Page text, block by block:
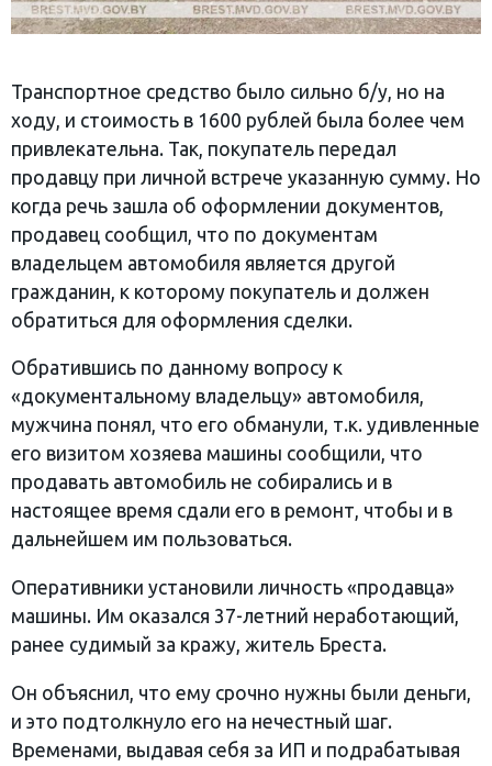
Транспортное средство было сильно б/у, но на
ходу, и стоимость в 1600 рублей была более чем
привлекательна. Так, покупатель передал
продавцу при личной встрече указанную сумму. Но
когда речь зашла об оформлении документов,
продавец сообщил, что по документам
владельцем автомобиля является другой
гражданин, к которому покупатель и должен
обратиться для оформления сделки.
Обратившись по данному вопросу к
«документальному владельцу» автомобиля,
мужчина понял, что его обманули, т.к. удивленные
его визитом хозяева машины сообщили, что
продавать автомобиль не собирались и в
настоящее время сдали его в ремонт, чтобы и в
дальнейшем им пользоваться.
Оперативники установили личность «продавца»
машины. Им оказался 37-летний неработающий,
ранее судимый за кражу, житель Бреста.
Он объяснил, что ему срочно нужны были деньги,
и это подтолкнуло его на нечестный шаг.
Временами, выдавая себя за ИП и подрабатывая